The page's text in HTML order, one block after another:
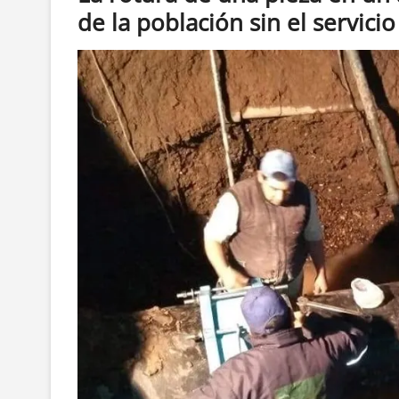
de la población sin el